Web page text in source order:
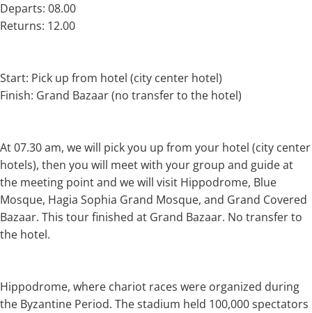
Departs: 08.00
Returns: 12.00
Start: Pick up from hotel (city center hotel)
Finish: Grand Bazaar (no transfer to the hotel)
At 07.30 am, we will pick you up from your hotel (city center
hotels), then you will meet with your group and guide at
the meeting point and we will visit Hippodrome, Blue
Mosque, Hagia Sophia Grand Mosque, and Grand Covered
Bazaar. This tour finished at Grand Bazaar. No transfer to
the hotel.
Hippodrome, where chariot races were organized during
the Byzantine Period. The stadium held 100,000 spectators